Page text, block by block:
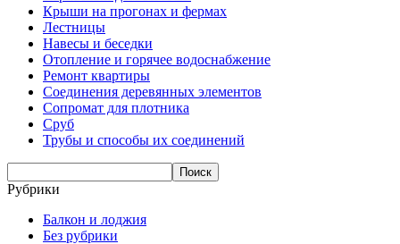
Крыши на прогонах и фермах
Лестницы
Навесы и беседки
Отопление и горячее водоснабжение
Ремонт квартиры
Соединения деревянных элементов
Сопромат для плотника
Сруб
Трубы и способы их соединений
Рубрики
Балкон и лоджия
Без рубрики